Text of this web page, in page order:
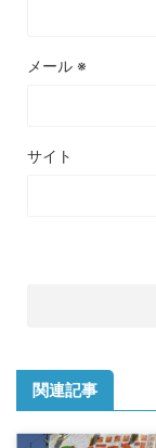
メール ※
サイト
関連記事